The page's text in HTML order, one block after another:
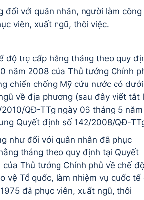
với quân nhân, người làm công
viên, xuất ngũ, thôi việc.
độ trợ cấp hằng tháng theo quy
năm 2008 của Thủ tướng Chính
chiến chống Mỹ cứu nước có dưới
về địa phương (sau đây viết tắt
QĐ-TTg ngày 06 tháng 5 năm
Quyết định số 142/2008/QĐ-
như đối với quân nhân đã phục
tháng theo quy định tại Quyết
Thủ tướng Chính phủ về chế
vệ Tổ quốc, làm nhiệm vụ quốc tế
đã phục viên, xuất ngũ, thôi